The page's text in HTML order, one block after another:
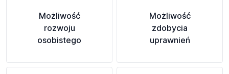
Możliwość
rozwoju
osobistego
Możliwość
zdobycia
uprawnień